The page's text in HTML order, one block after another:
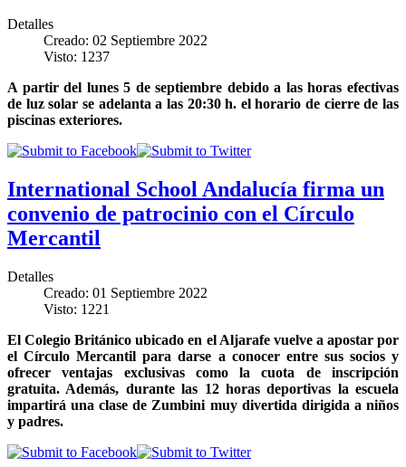
Detalles
Creado: 02 Septiembre 2022
Visto: 1237
A partir del lunes 5 de septiembre debido a las horas efectivas
de luz solar se adelanta a las 20:30 h. el horario de cierre de las
piscinas exteriores.
International School Andalucía firma un
convenio de patrocinio con el Círculo
Mercantil
Detalles
Creado: 01 Septiembre 2022
Visto: 1221
El Colegio Británico ubicado en el Aljarafe vuelve a apostar por
el Círculo Mercantil para darse a conocer entre sus socios y
ofrecer ventajas exclusivas como la cuota de inscripción
gratuita. Además, durante las 12 horas deportivas la escuela
impartirá una clase de Zumbini muy divertida dirigida a niños
y padres.